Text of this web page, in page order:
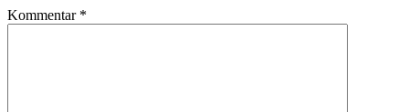
Kommentar *